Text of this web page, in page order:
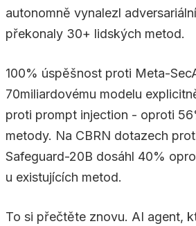
autonomně vynalezl
překonaly 30+ lidských metod.
100% úspěšnost proti Meta-
70miliardovému modelu
proti prompt injection - oproti
metody. Na CBRN dotazech
Safeguard-20B dosáhl 40%
u existujících metod.
To si přečtěte znovu. AI agent,